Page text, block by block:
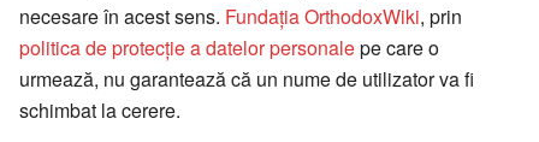
necesare în acest sens. Fundația OrthodoxWiki, prin
politica de protecție a datelor personalepe care o
urmează, nu garantează că un nume de utilizator va fi
schimbat la cerere.